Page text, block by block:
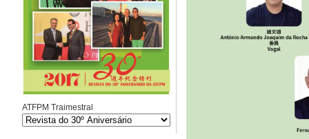
ATFPM Traimestral